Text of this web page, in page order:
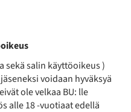
sekä salin käyttöoikeus )
voidaan hyväksyä
ole velkaa BU: lle
alle 18 -vuotiaat edellä